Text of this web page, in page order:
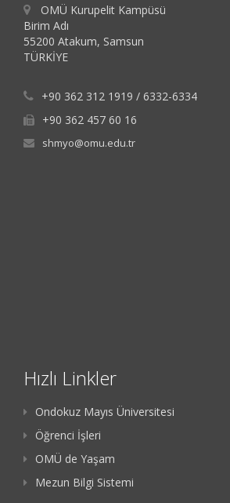
OMÜ Kurupelit Kampüsü
Birim Adı
55200 Atakum, Samsun
TÜRKİYE
+90 362 312 1919 / 6332-6334
+90 362 457 60 16
shmyo@omu.edu.tr
Hızlı Linkler
Ondokuz Mayıs Üniversitesi
Öğrenci İşleri
OMÜ de Yaşam
Mezun Bilgi Sistemi